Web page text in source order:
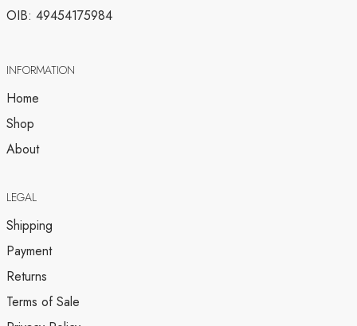
OIB: 49454175984
INFORMATION
Home
Shop
About
LEGAL
Shipping
Payment
Returns
Terms of Sale